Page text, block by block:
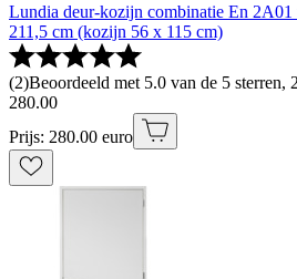
Lundia deur-kozijn combinatie En
211,5 cm (kozijn 56 x 115 cm)
(2)Beoordeeld met 5.0 van de 5 sterren,
280.00
Prijs: 280.00 euro